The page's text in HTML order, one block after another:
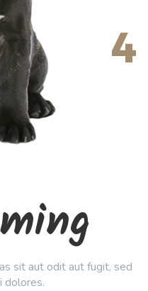
sit aut odit aut fugit, sed
dolores.